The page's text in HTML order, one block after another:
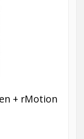
+ rMotion